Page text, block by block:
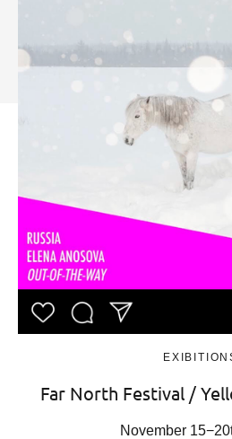
Far North Festival /
November